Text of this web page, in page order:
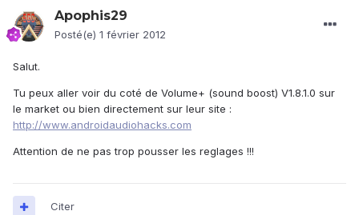
Apophis29
Posté(e) 1 février 2012
Salut.
Tu peux aller voir du coté de Volume+ (sound boost) V1.8.1.0 sur
le market ou bien directement sur leur site :
http://www.androidaudiohacks.com
Attention de ne pas trop pousser les reglages !!!
Citer